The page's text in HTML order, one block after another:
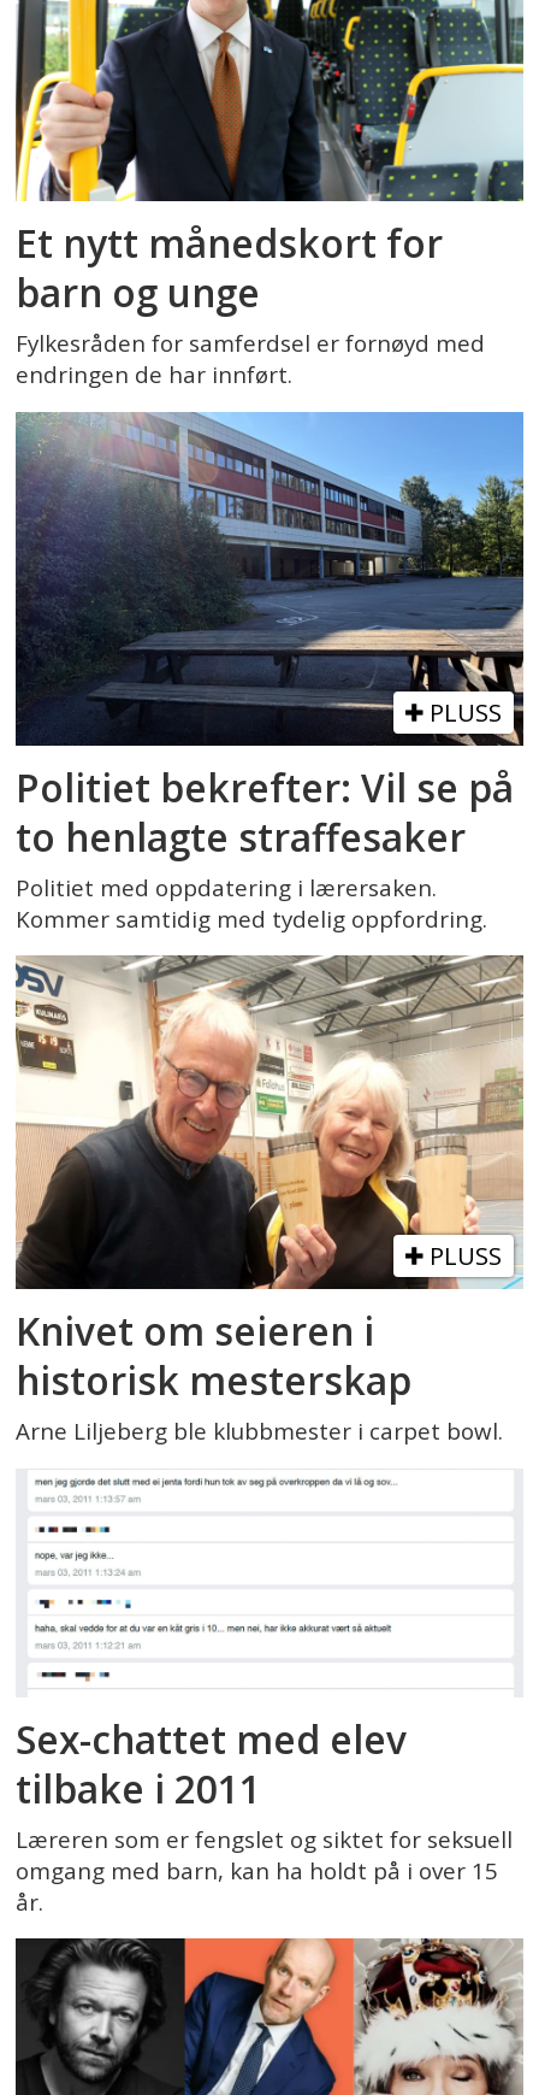
Et nytt månedskort for
barn og unge
Fylkesråden for samferdsel er fornøyd med
endringen de har innført.
PLUSS
Politiet bekrefter: Vil se på
to henlagte straffesaker
Politiet med oppdatering i lærersaken.
Kommer samtidig med tydelig oppfordring.
PLUSS
Knivet om seieren i
historisk mesterskap
Arne Liljeberg ble klubbmester i carpet bowl.
Sex-chattet med elev
tilbake i 2011
Læreren som er fengslet og siktet for seksuell
omgang med barn, kan ha holdt på i over 15
år.